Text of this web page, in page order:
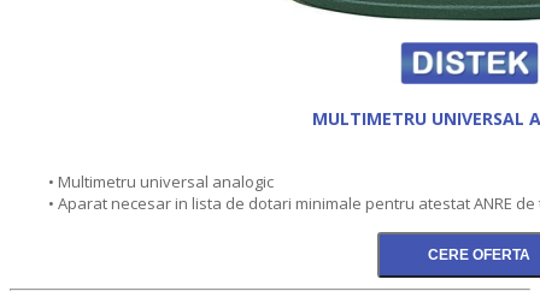
MULTIMETRU UNIVERSAL
• Multimetru universal analogic
• Aparat necesar in lista de dotari minimale pentru atestat ANRE de